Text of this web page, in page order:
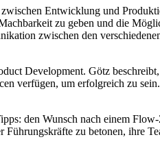
Entwicklung und
zu geben und die
zwischen den
Development. Götz
verfügen, um erfolgreich zu
den Wunsch nach einem
zu betonen, ihre